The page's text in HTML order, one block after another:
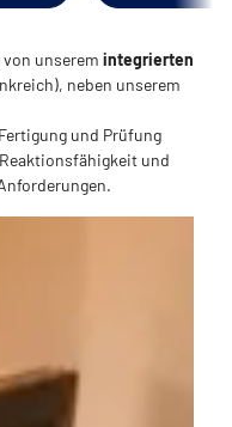
unserem integrierten
neben unserem
und Prüfung
und